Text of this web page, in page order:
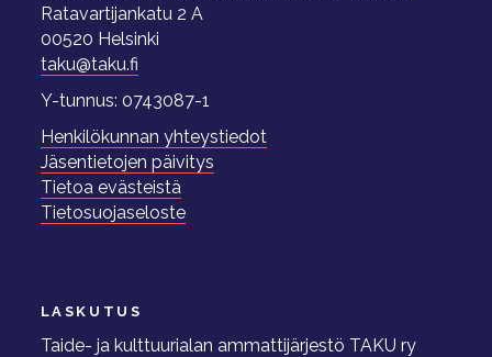
Ratavartijankatu 2 A
00520 Helsinki
taku@taku.fi
Y-tunnus: 0743087-1
Henkilökunnan yhteystiedot
Jäsentietojen päivitys
Tietoa evästeistä
Tietosuojaseloste
LASKUTUS
Taide- ja kulttuurialan ammattijärjestö TAKU ry